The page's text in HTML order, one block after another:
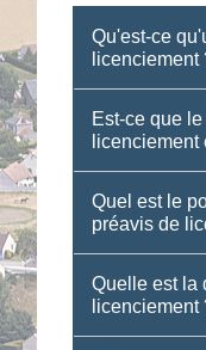
Qu'est-ce
licenciement
Est-ce que
Quel est le
préavis de
Quelle est la
licenciement